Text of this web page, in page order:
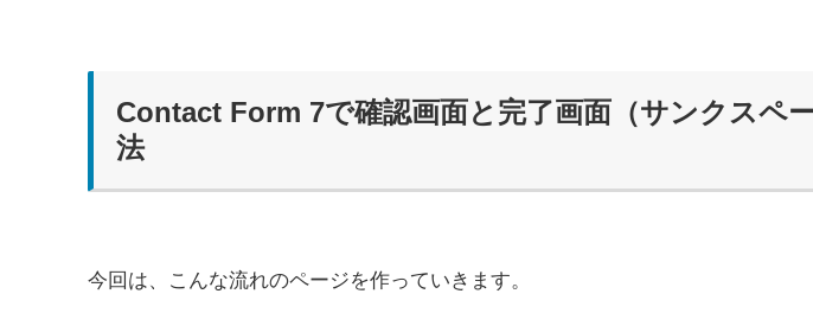
Contact Form 7で確認画面と完了画面（サンクスペ
法
今回は、こんな流れのページを作っていきます。